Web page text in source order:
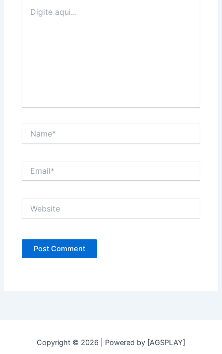
aqui...
Copyright © 2026 | Powered by [AGSPLAY]